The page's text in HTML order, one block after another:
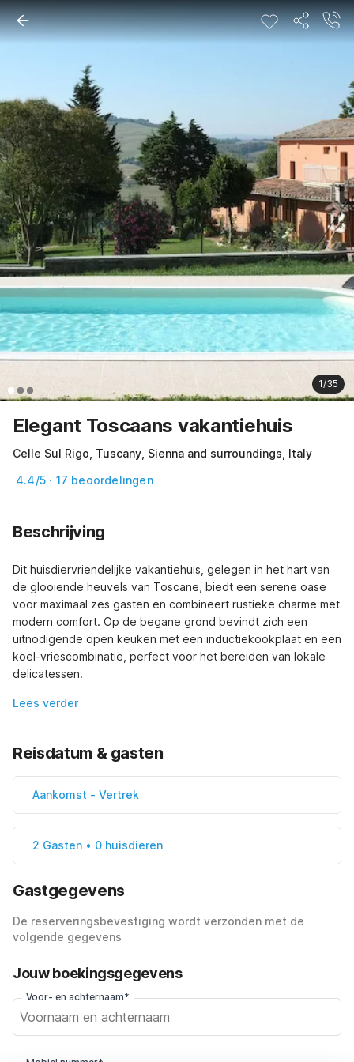
1/35
Elegant Toscaans vakantiehuis
Celle Sul Rigo, Tuscany, Sienna and surroundings, Italy
4.4/5 · 17 beoordelingen
Beschrijving
Dit huisdiervriendelijke vakantiehuis, gelegen in het hart van
de glooiende heuvels van Toscane, biedt een serene oase
voor maximaal zes gasten en combineert rustieke charme met
modern comfort. Op de begane grond bevindt zich een
uitnodigende open keuken met een inductiekookplaat en een
koel-vriescombinatie, perfect voor het bereiden van lokale
delicatessen.
Lees verder
Reisdatum & gasten
Aankomst - Vertrek
2 Gasten • 0 huisdieren
Gastgegevens
De reserveringsbevestiging wordt verzonden met de
volgende gegevens
Jouw boekingsgegevens
Voor- en achternaam*